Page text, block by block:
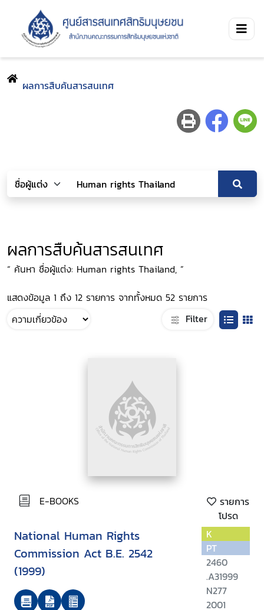
ผลการสืบค้นสารสนเทศ
ผลการสืบค้นสารสนเทศ
“ ค้นหา ชื่อผู้แต่ง: Human rights Thailand, ”
แสดงข้อมูล 1 ถึง 12 รายการ จากทั้งหมด 52 รายการ
Filter
E-BOOKS
รายการ
โปรด
National Human Rights
Commission Act B.E. 2542
(1999)
K
PT
2460
.A31999
N277
2001